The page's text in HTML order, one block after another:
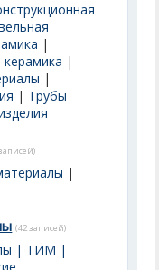
|
|
|
| Трубы
|
(42 записей)
| ТИМ |